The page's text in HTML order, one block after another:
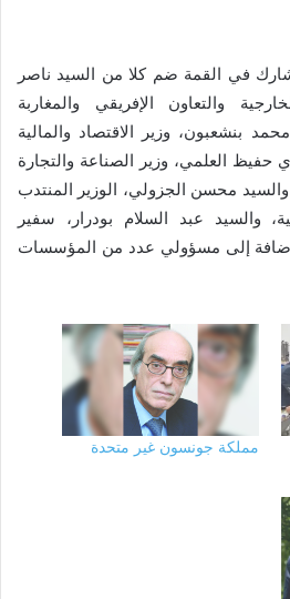
في القمة ضم كلا من السيد ناصر
والتعاون الإفريقي والمغاربة
بنشعبون، وزير الاقتصاد والمالية
حفيظ العلمي، وزير الصناعة والتجارة
والسيد محسن الجزولي، الوزير المنتدب
والسيد عبد السلام بودرار، سفير
إلى مسؤولي عدد من المؤسسات
مملكة جونسون غير متحدة